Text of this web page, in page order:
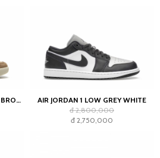
NIKE SB FORCE 58 BAROQUE BROWN PARACHUTE BEIGE DESERT KHAKI MOSSWOOD BROWN
AIR JORDAN 1 LOW GREY WHITE
đ 2,800,000
đ 2,750,000